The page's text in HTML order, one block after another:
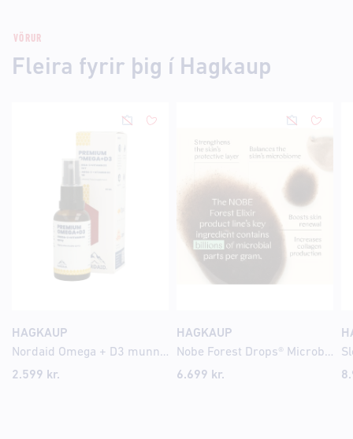
VÖRUR
Fleira fyrir þig í Hagkaup
HAGKAUP
Nordaid Omega + D3 munnúði 40 dagskammtar
2.599 kr.
HAGKAUP
Nobe Forest Drops® Microbiome Booster 30ml
6.699 kr.